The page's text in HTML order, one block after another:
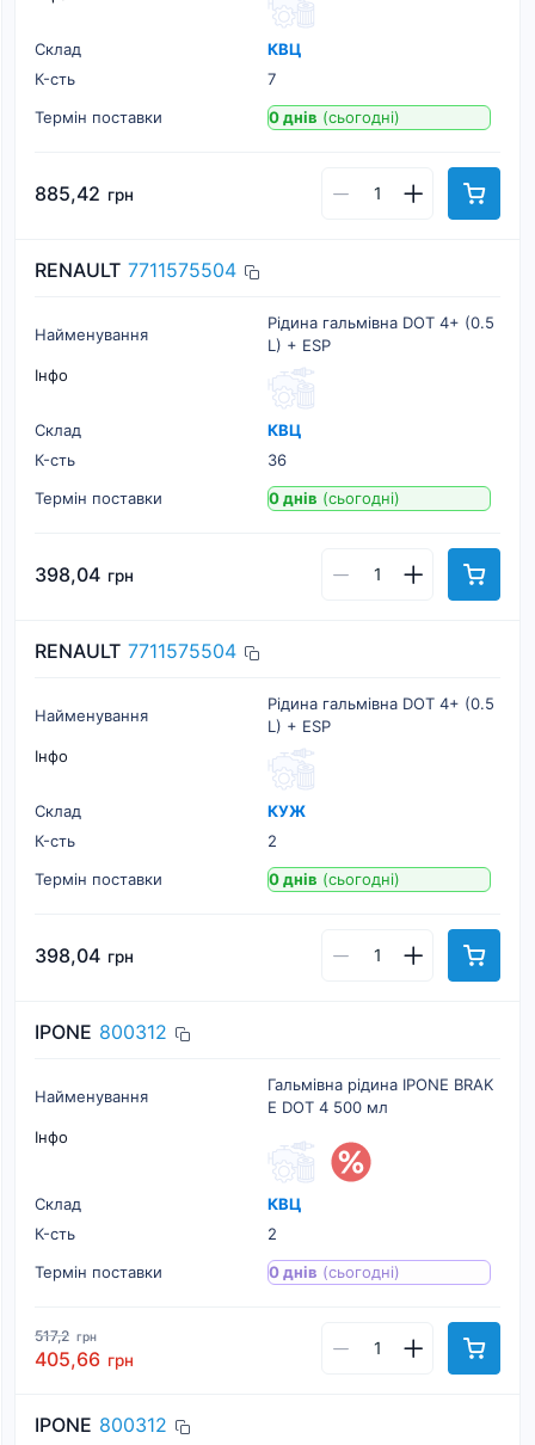
Склад
КВЦ
К-cть
7
Термін поставки
0 днів (сьогодні)
885,42 грн
RENAULT 7711575504
Найменування
Рідина гальмівна DOT 4+ (0.5
L) + ESP
Інфо
Склад
КВЦ
К-cть
36
Термін поставки
0 днів (сьогодні)
398,04 грн
RENAULT 7711575504
Найменування
Рідина гальмівна DOT 4+ (0.5
L) + ESP
Інфо
Склад
КУЖ
К-cть
2
Термін поставки
0 днів (сьогодні)
398,04 грн
IPONE 800312
Найменування
Гальмівна рідина IPONE BRAK
E DOT 4 500 мл
Інфо
Склад
КВЦ
К-cть
2
Термін поставки
0 днів (сьогодні)
517,2 грн
405,66 грн
IPONE 800312